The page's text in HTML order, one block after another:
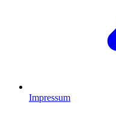
Impressum